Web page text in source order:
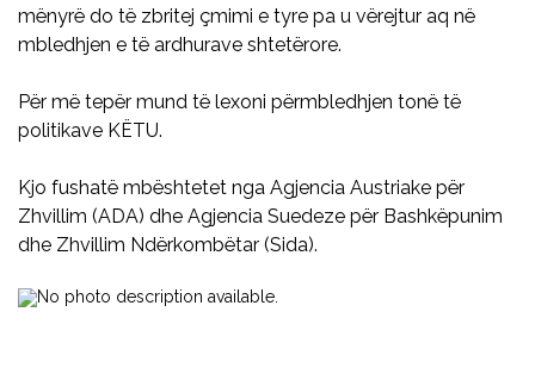
mënyrë do të zbritej çmimi e tyre pa u vërejtur aq në
mbledhjen e të ardhurave shtetërore.
Për më tepër mund të lexoni përmbledhjen tonë të
politikave KËTU.
Kjo fushatë mbështetet nga Agjencia Austriake për
Zhvillim (ADA) dhe Agjencia Suedeze për Bashkëpunim
dhe Zhvillim Ndërkombëtar (Sida).